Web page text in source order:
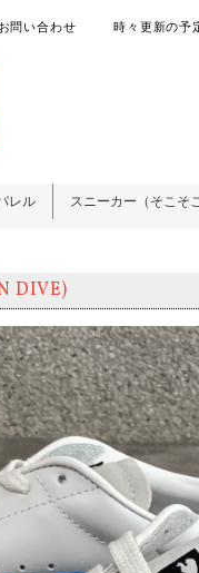
お問い合わせ 時々更新の予
レル スニーカー（そこそ
DIVE)